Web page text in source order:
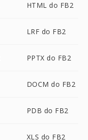
HTML do FB2
LRF do FB2
PPTX do FB2
DOCM do FB2
PDB do FB2
XLS do FB2